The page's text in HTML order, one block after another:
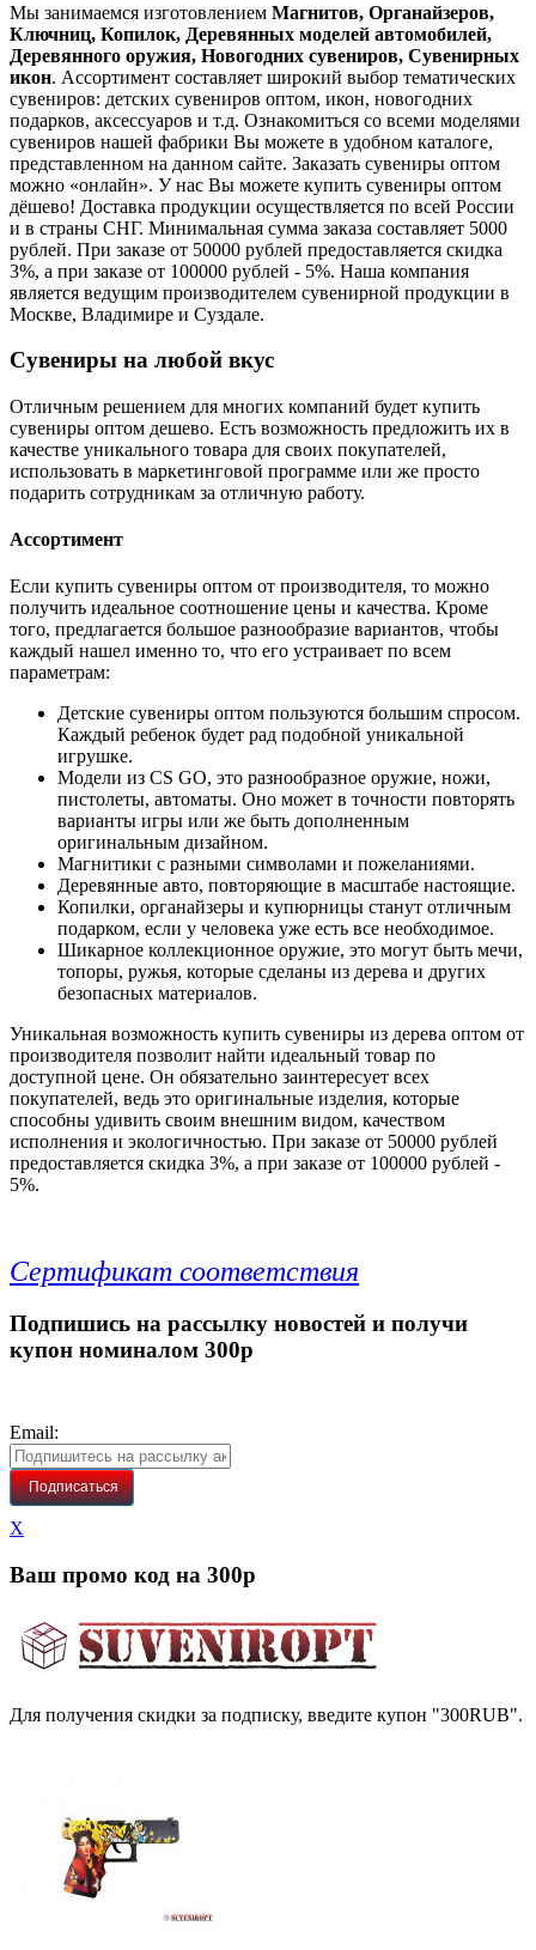
Мы занимаемся изготовлением Магнитов, Органайзеров,
Ключниц, Копилок, Деревянных моделей автомобилей,
Деревянного оружия, Новогодних сувениров, Сувенирных
икон. Ассортимент составляет широкий выбор тематических
сувениров: детских сувениров оптом, икон, новогодних
подарков, аксессуаров и т.д. Ознакомиться со всеми моделями
сувениров нашей фабрики Вы можете в удобном каталоге,
представленном на данном сайте. Заказать сувениры оптом
можно «онлайн». У нас Вы можете купить сувениры оптом
дёшево! Доставка продукции осуществляется по всей России
и в страны СНГ. Минимальная сумма заказа составляет 5000
рублей. При заказе от 50000 рублей предоставляется скидка
3%, а при заказе от 100000 рублей - 5%. Наша компания
является ведущим производителем сувенирной продукции в
Москве, Владимире и Суздале.
Сувениры на любой вкус
Отличным решением для многих компаний будет купить
сувениры оптом дешево. Есть возможность предложить их в
качестве уникального товара для своих покупателей,
использовать в маркетинговой программе или же просто
подарить сотрудникам за отличную работу.
Ассортимент
Если купить сувениры оптом от производителя, то можно
получить идеальное соотношение цены и качества. Кроме
того, предлагается большое разнообразие вариантов, чтобы
каждый нашел именно то, что его устраивает по всем
параметрам:
Детские сувениры оптом пользуются большим спросом.
Каждый ребенок будет рад подобной уникальной
игрушке.
Модели из CS GO, это разнообразное оружие, ножи,
пистолеты, автоматы. Оно может в точности повторять
варианты игры или же быть дополненным
оригинальным дизайном.
Магнитики с разными символами и пожеланиями.
Деревянные авто, повторяющие в масштабе настоящие.
Копилки, органайзеры и купюрницы станут отличным
подарком, если у человека уже есть все необходимое.
Шикарное коллекционное оружие, это могут быть мечи,
топоры, ружья, которые сделаны из дерева и других
безопасных материалов.
Уникальная возможность купить сувениры из дерева оптом от
производителя позволит найти идеальный товар по
доступной цене. Он обязательно заинтересует всех
покупателей, ведь это оригинальные изделия, которые
способны удивить своим внешним видом, качеством
исполнения и экологичностью. При заказе от 50000 рублей
предоставляется скидка 3%, а при заказе от 100000 рублей -
5%.
Сертификат соответствия
Подпишись на рассылку новостей и получи
купон номиналом 300р
Email:
Подписаться
X
Ваш промо код на 300р
Для получения скидки за подписку, введите купон "300RUB".